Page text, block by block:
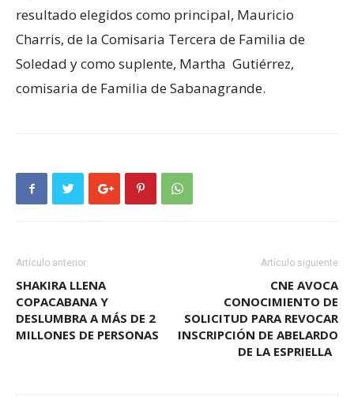
resultado elegidos como principal, Mauricio
Charris, de la Comisaria Tercera de Familia de
Soledad y como suplente, Martha Gutiérrez,
comisaria de Familia de Sabanagrande.
Artículo anterior
SHAKIRA LLENA
COPACABANA Y
DESLUMBRA A MÁS DE 2
MILLONES DE PERSONAS
Artículo siguiente
CNE AVOCA
CONOCIMIENTO DE
SOLICITUD PARA REVOCAR
INSCRIPCIÓN DE ABELARDO
DE LA ESPRIELLA